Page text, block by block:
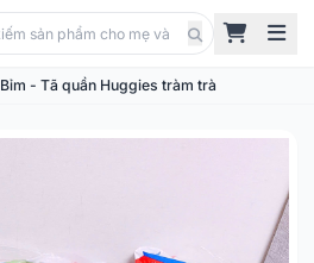
Bỉm - Tã quần Huggies tràm trà